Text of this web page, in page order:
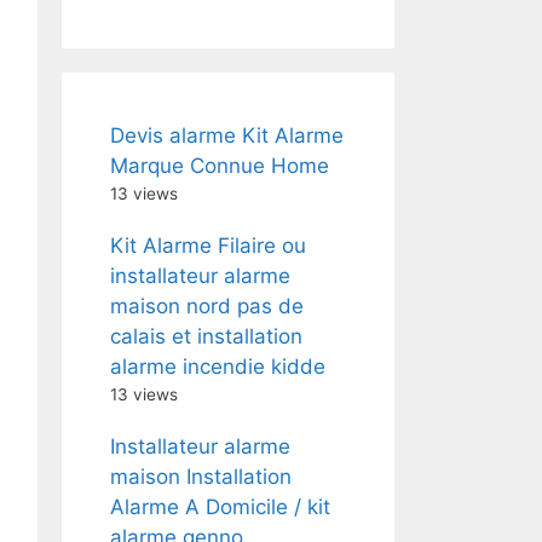
Devis alarme Kit Alarme
Marque Connue Home
13 views
Kit Alarme Filaire ou
installateur alarme
maison nord pas de
calais et installation
alarme incendie kidde
13 views
Installateur alarme
maison Installation
Alarme A Domicile / kit
alarme genno